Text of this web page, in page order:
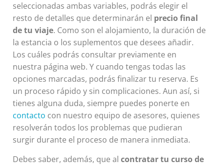
seleccionadas ambas variables, podrás elegir el
resto de detalles que determinarán el precio final
de tu viaje. Como son el alojamiento, la duración de
la estancia o los suplementos que desees añadir.
Los cuáles podrás consultar previamente en
nuestra página web. Y cuando tengas todas las
opciones marcadas, podrás finalizar tu reserva. Es
un proceso rápido y sin complicaciones. Aun así, si
tienes alguna duda, siempre puedes ponerte en
contacto con nuestro equipo de asesores, quienes
resolverán todos los problemas que pudieran
surgir durante el proceso de manera inmediata.
Debes saber, además, que alcontratar tu curso de